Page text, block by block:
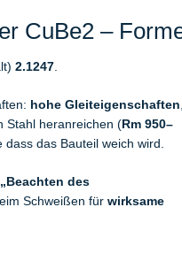
CuBe2 –
2.1247
hohe Gleiteigenschaften
Stahl heranreichen (Rm 950–
das Bauteil weich wird.
„Beachten des
Schweißen für wirksame